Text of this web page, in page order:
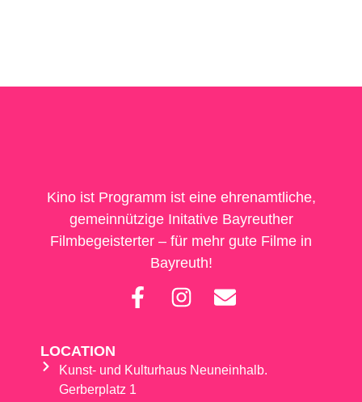
Kino ist Programm ist eine ehrenamtliche,
gemeinnützige Initative Bayreuther
Filmbegeisterter – für mehr gute Filme in
Bayreuth!
LOCATION
Kunst- und Kulturhaus Neuneinhalb.
Gerberplatz 1